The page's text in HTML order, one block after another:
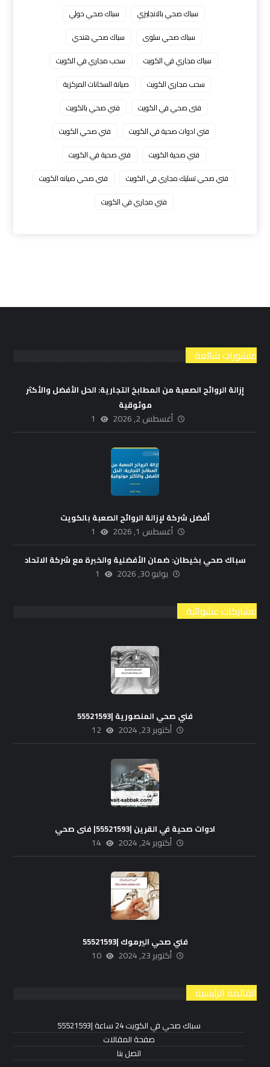
سباك صحي بالانجليزي
سباك صحي حولي
سباك صحي سلوى
سباك صحي هندي
سباك مجاري في الكويت
سحب مجاري في الكويت
سحب مجاري الكويت
صيانة السخانات المركزية
فنى صحي في الكويت
فني صحي بالكويت
فني ادوات صحية في الكويت
فني صحي الكويت
فني صحية الكويت
فني صحية في الكويت
فني صحي تسليك مجاري في الكويت
فني صحي صيانه الكويت
فني مجاري في الكويت
منشورات شائعة
إزالة الروائح الصعبة من المطابخ التجارية: الحل الأفضل والأكثر
موثوقية
أغسطس 2, 2026 1
أفضل شركة لإزالة الروائح الصعبة بالكويت
أغسطس 1, 2026 1
سباك صحي بخيطان: ضمان الأفضلية والخبرة مع شركة الاتحاد
يوليو 30, 2026 1
مشاركات عشوائية
فني صحي المنصورية |55521593
أكتوبر 23, 2024 12
ادوات صحية في القرين |55521593| فنى صحي
أكتوبر 24, 2024 14
فني صحي اليرموك |55521593
أكتوبر 23, 2024 10
القائمة الرئيسية
سباك صحي في الكويت 24 ساعة |55521593
صفحة المقالات
اتصل بنا